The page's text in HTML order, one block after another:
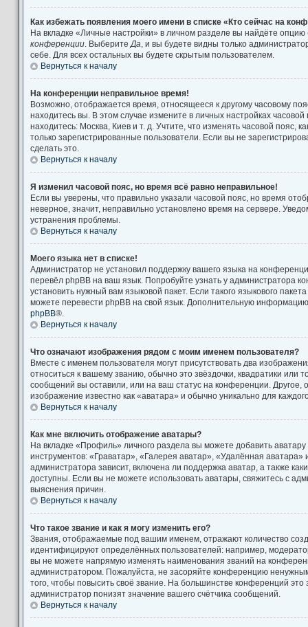
Как избежать появления моего имени в списке «Кто сейчас на
На вкладке «Личные настройки» в личном разделе вы найдёте опцию
конференции . Выберите Да , и вы будете видны только
себе. Для всех остальных вы будете скрытым пользователем.
Вернуться к началу
На конференции неправильное время!
Возможно, отображается время, относящееся к другому часовому
находитесь вы. В этом случае измените в личных настройках часовой
находитесь: Москва, Киев и т. д. Учтите, что изменять часовой пояс,
только зарегистрированные пользователи. Если вы не
сделать это.
Вернуться к началу
Я изменил часовой пояс, но время всё равно неправильное!
Если вы уверены, что правильно указали часовой пояс, но время
неверное, значит, неправильно установлено время на сервере.
устранения проблемы.
Вернуться к началу
Моего языка нет в списке!
Администратор не установил поддержку вашего языка на
перевёл phpBB на ваш язык. Попробуйте узнать у администратора
установить нужный вам языковой пакет. Если такого языкового
можете перевести phpBB на свой язык. Дополнительную
phpBB®.
Вернуться к началу
Что означают изображения рядом с моим именем пользователя?
Вместе с именем пользователя могут присутствовать два
относиться к вашему званию, обычно это звёздочки, квадратики или
сообщений вы оставили, или на ваш статус на конференции. Другое,
изображение известно как «аватара» и обычно уникально для
Вернуться к началу
Как мне включить отображение аватары?
На вкладке «Профиль» личного раздела вы можете добавить
инструментов: «Граватар», «Галерея аватар», «Удалённая
администратора зависит, включена ли поддержка аватар, а также
доступны. Если вы не можете использовать аватары, свяжитесь с
выяснения причин.
Вернуться к началу
Что такое звание и как я могу изменить его?
Звания, отображаемые под вашим именем, отражают количество
идентифицируют определённых пользователей: например,
вы не можете напрямую изменять наименования званий на
администратором. Пожалуйста, не засоряйте конференцию
того, чтобы повысить своё звание. На большинстве конференций
администратор понизят значение вашего счётчика сообщений.
Вернуться к началу